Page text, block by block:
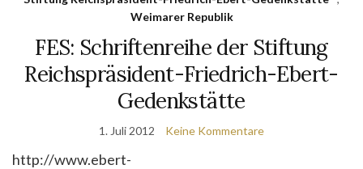
Weimarer Republik
FES: Schriftenreihe der Stiftung
Reichspräsident-Friedrich-Ebert-
Gedenkstätte
1. Juli 2012 Keine Kommentare
http://www.ebert-